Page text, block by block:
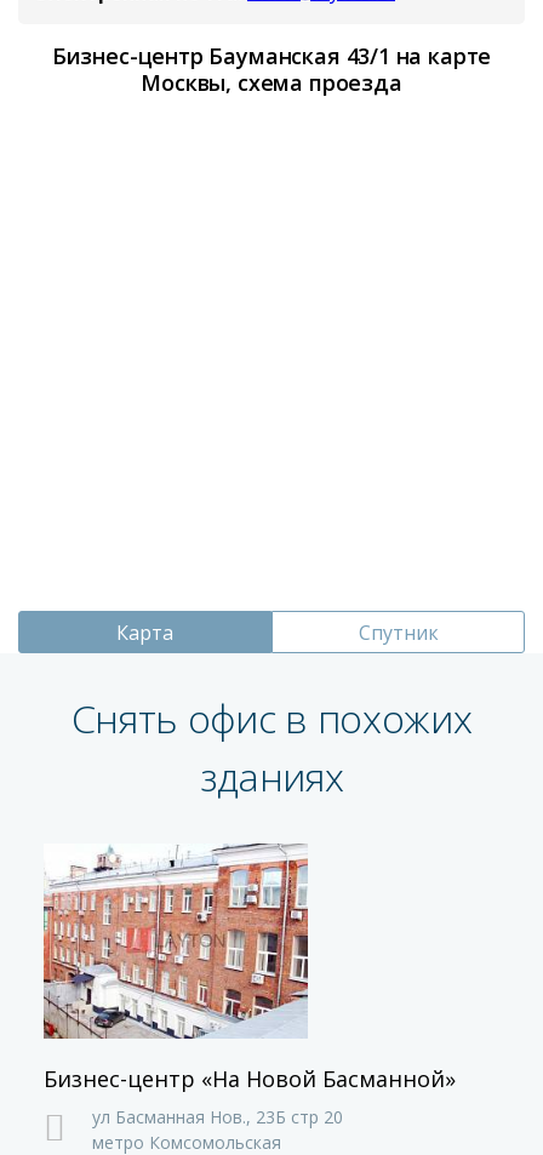
Бизнес-центр Бауманская 43/1 на карте
Москвы, схема проезда
Карта Спутник
Снять офис в похожих
зданиях
Бизнес-центр «На Новой Басманной»
ул Басманная Нов., 23Б стр 20
метро Комсомольская